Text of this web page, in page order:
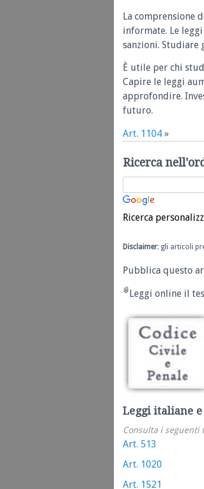
La comprensione
informate. Le
sanzioni. Studiare
È utile per chi
Capire le leggi
approfondire.
futuro.
Art. 1104 »
Ricerca
Ricerca
Disclaimer: gli articoli
Pubblica questo
Leggi online il
Leggi italiane
Consulta i
Art. 513
Art. 1020
Art. 1521